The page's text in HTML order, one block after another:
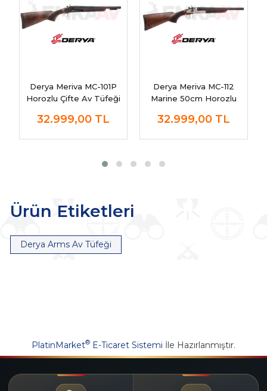
Derya Meriva MC-101P
Horozlu Çifte Av Tüfeği
32.999,00 TL
Derya Meriva MC-112
Marine 50cm Horozlu
32.999,00 TL
Ürün Etiketleri
Derya Arms Av Tüfeği
PlatinMarket® E-Ticaret Sistemi İle Hazırlanmıştır.